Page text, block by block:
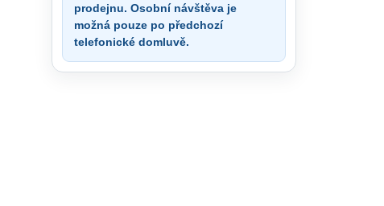
prodejnu. Osobní návštěva je
možná pouze po předchozí
telefonické domluvě.